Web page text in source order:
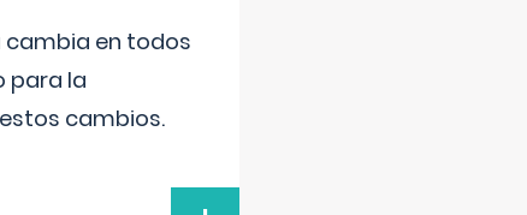
cambia en todos
para la
cambios.